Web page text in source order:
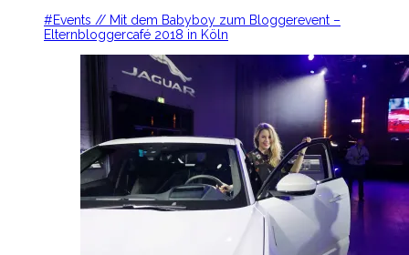
#Events // Mit dem Babyboy zum Bloggerevent –
Elternbloggercafé 2018 in Köln